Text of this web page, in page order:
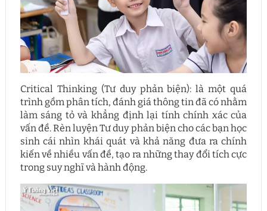
Critical Thinking (Tư duy phản biện): là một quá
trình gồm phân tích, đánh giá thông tin đã có nhằm
làm sáng tỏ và khẳng định lại tính chính xác của
vấn đề. Rèn luyện Tư duy phản biện cho các bạn học
sinh cái nhìn khái quát và khả năng đưa ra chính
kiến về nhiều vấn đề, tạo ra những thay đổi tích cực
trong suy nghĩ và hành động.